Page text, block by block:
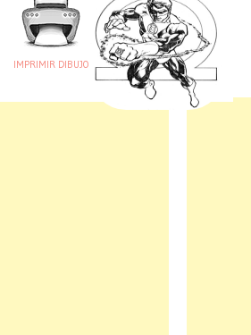
IMPRIMIR DIBUJO